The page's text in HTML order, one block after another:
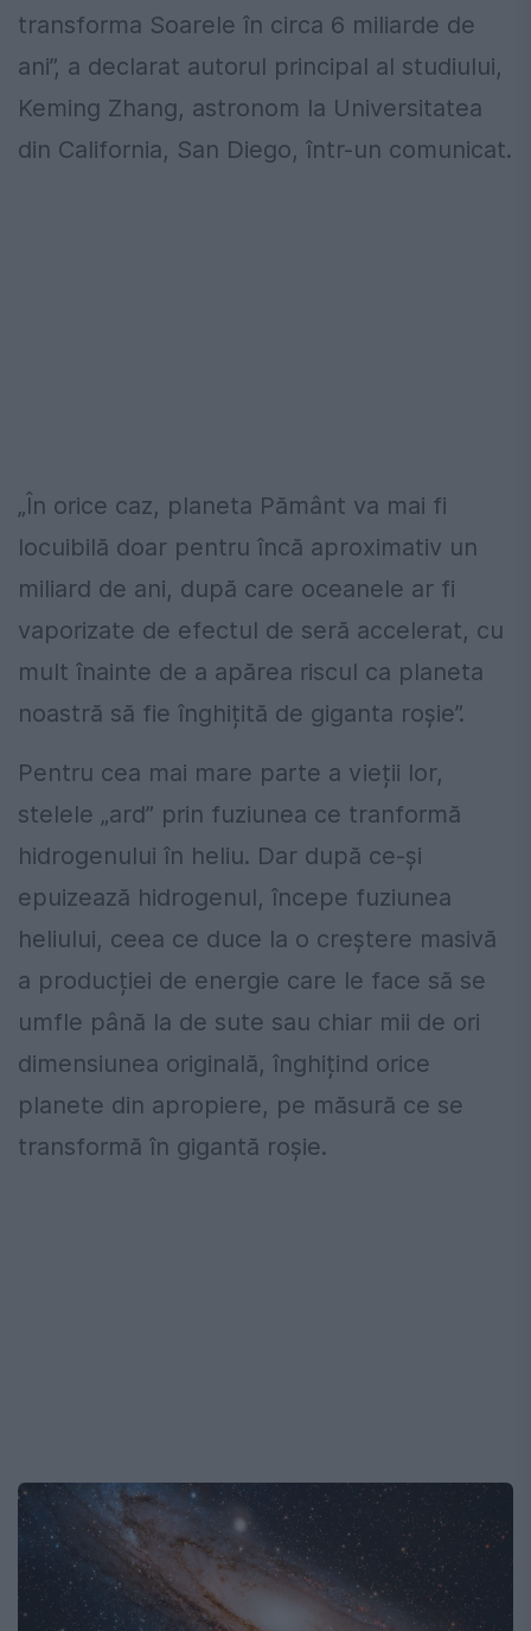
transforma Soarele în circa 6 miliarde de
ani”, a declarat autorul principal al studiului,
Keming Zhang, astronom la Universitatea
din California, San Diego, într-un comunicat.
„În orice caz, planeta Pământ va mai fi
locuibilă doar pentru încă aproximativ un
miliard de ani, după care oceanele ar fi
vaporizate de efectul de seră accelerat, cu
mult înainte de a apărea riscul ca planeta
noastră să fie înghițită de giganta roșie”.
Pentru cea mai mare parte a vieții lor,
stelele „ard” prin fuziunea ce tranformă
hidrogenului în heliu. Dar după ce-și
epuizează hidrogenul, începe fuziunea
heliului, ceea ce duce la o creștere masivă
a producției de energie care le face să se
umfle până la de sute sau chiar mii de ori
dimensiunea originală, înghițind orice
planete din apropiere, pe măsură ce se
transformă în gigantă roșie.